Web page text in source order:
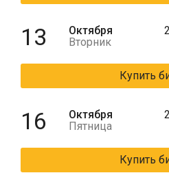
13
Октября
Вторник
Купить
16
Октября
Пятница
Купить